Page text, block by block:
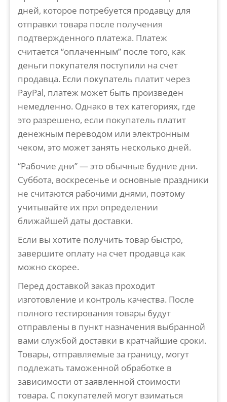
дней, которое потребуется продавцу для
отправки товара после получения
подтвержденного платежа. Платеж
считается “оплаченным” после того, как
деньги покупателя поступили на счет
продавца. Если покупатель платит через
PayPal, платеж может быть произведен
немедленно. Однако в тех категориях, где
это разрешено, если покупатель платит
денежным переводом или электронным
чеком, это может занять несколько дней.
“Рабочие дни” — это обычные будние дни.
Суббота, воскресенье и основные праздники
не считаются рабочими днями, поэтому
учитывайте их при определении
ближайшей даты доставки.
Если вы хотите получить товар быстро,
завершите оплату на счет продавца как
можно скорее.
Перед доставкой заказ проходит
изготовление и контроль качества. После
полного тестирования товары будут
отправлены в пункт назначения выбранной
вами службой доставки в кратчайшие сроки.
Товары, отправляемые за границу, могут
подлежать таможенной обработке в
зависимости от заявленной стоимости
товара. С покупателей могут взиматься